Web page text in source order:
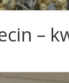
–